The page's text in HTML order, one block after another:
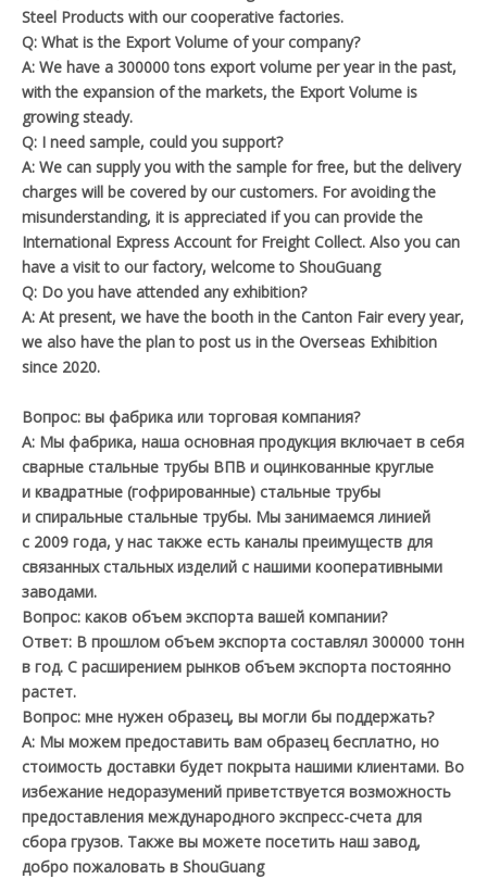
Steel Products with our cooperative factories.
Q: What is the Export Volume of your company?
A: We have a 300000 tons export volume per year in the past,
with the expansion of the markets, the Export Volume is
growing steady.
Q: I need sample, could you support?
A: We can supply you with the sample for free, but the delivery
charges will be covered by our customers. For avoiding the
misunderstanding, it is appreciated if you can provide the
International Express Account for Freight Collect. Also you can
have a visit to our factory, welcome to ShouGuang
Q: Do you have attended any exhibition?
A: At present, we have the booth in the Canton Fair every year,
we also have the plan to post us in the Overseas Exhibition
since 2020.
Вопрос: вы фабрика или торговая компания?
A: Мы фабрика, наша основная продукция включает в себя
сварные стальные трубы ВПВ и оцинкованные круглые
и квадратные (гофрированные) стальные трубы
и спиральные стальные трубы. Мы занимаемся линией
с 2009 года, у нас также есть каналы преимуществ для
связанных стальных изделий с нашими кооперативными
заводами.
Вопрос: каков объем экспорта вашей компании?
Ответ: В прошлом объем экспорта составлял 300000 тонн
в год. С расширением рынков объем экспорта постоянно
растет.
Вопрос: мне нужен образец, вы могли бы поддержать?
A: Мы можем предоставить вам образец бесплатно, но
стоимость доставки будет покрыта нашими клиентами. Во
избежание недоразумений приветствуется возможность
предоставления международного экспресс-счета для
сбора грузов. Также вы можете посетить наш завод,
добро пожаловать в ShouGuang